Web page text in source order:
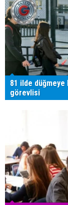
81 ilde düğmeye
görevlisi